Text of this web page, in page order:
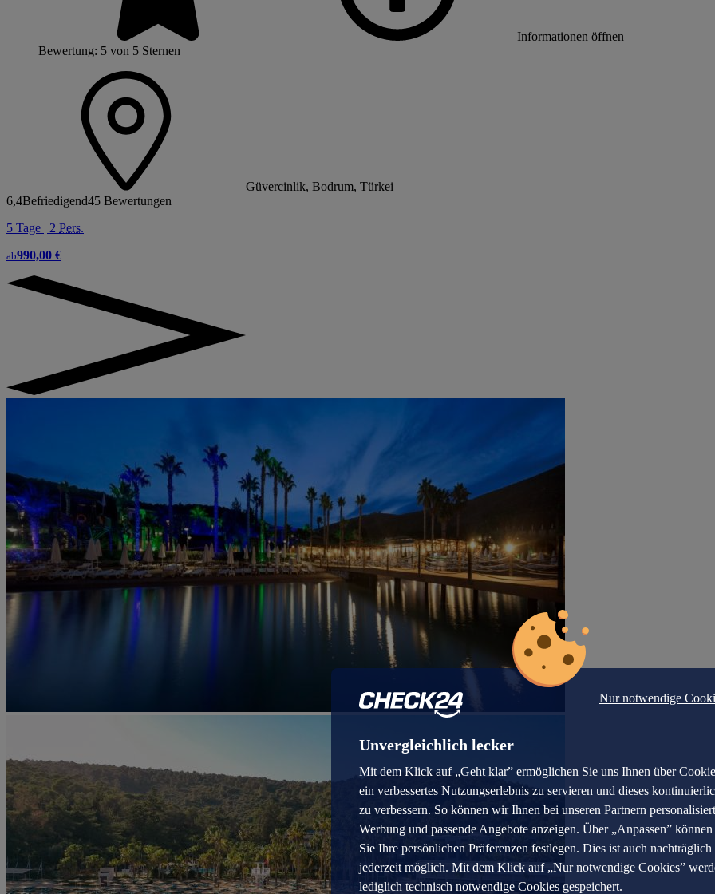
Nur notwendige
Unvergleichlich lecker
Mit dem Klick auf „Geht klar” ermöglichen Sie uns Ihnen über
ein verbessertes Nutzungserlebnis zu servieren und dieses
zu verbessern. So können wir Ihnen bei unseren Partnern
Werbung und passende Angebote anzeigen. Über „Anpassen” können
Sie Ihre persönlichen Präferenzen festlegen. Dies ist auch nachträglich
jederzeit möglich. Mit dem Klick auf „Nur notwendige Cookies”
lediglich technisch notwendige Cookies gespeichert.
Informationen öffnen
Bewertung: 5 von 5 Sternen
Güvercinlik, Bodrum, Türkei
6,4Befriedigend45 Bewertungen
5 Tage | 2 Pers.
ab990,00 €